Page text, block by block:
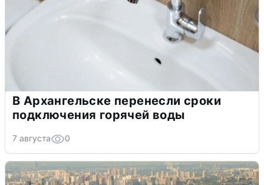
В Архангельске перенесли сроки
подключения горячей воды
7 августа 0